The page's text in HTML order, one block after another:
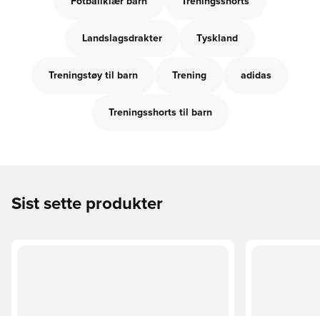
Landslagsdrakter Tyskland
Treningstøy til barn Trening adidas
Treningsshorts til barn
Sist sette produkter